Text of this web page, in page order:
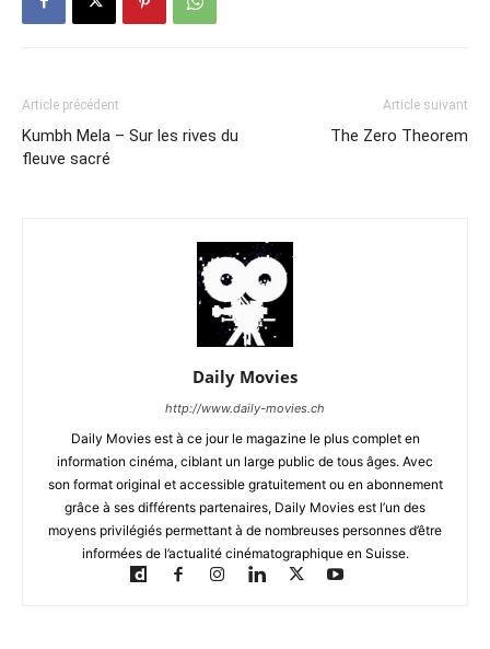
Article précédent
Kumbh Mela – Sur les rives du
fleuve sacré
Article suivant
The Zero Theorem
Daily Movies
http://www.daily-movies.ch
Daily Movies est à ce jour le magazine le plus complet en
information cinéma, ciblant un large public de tous âges. Avec
son format original et accessible gratuitement ou en abonnement
grâce à ses différents partenaires, Daily Movies est l’un des
moyens privilégiés permettant à de nombreuses personnes d’être
informées de l’actualité cinématographique en Suisse.